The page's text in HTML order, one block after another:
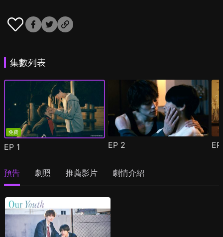
集數列表
免費
EP 1 EP 2
預告 劇照 推薦影片 劇情介紹